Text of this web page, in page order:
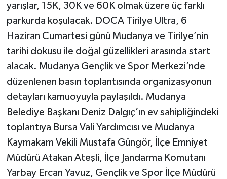
yarışlar, 15K, 30K ve 60K olmak üzere üç farklı
parkurda koşulacak. DOCA Tirilye Ultra, 6
Haziran Cumartesi günü Mudanya ve Tirilye’nin
tarihi dokusu ile doğal güzellikleri arasında start
alacak. Mudanya Gençlik ve Spor Merkezi’nde
düzenlenen basın toplantısında organizasyonun
detayları kamuoyuyla paylaşıldı. Mudanya
Belediye Başkanı Deniz Dalgıç’ın ev sahipliğindeki
toplantıya Bursa Vali Yardımcısı ve Mudanya
Kaymakam Vekili Mustafa Güngör, İlçe Emniyet
Müdürü Atakan Ateşli, İlçe Jandarma Komutanı
Yarbay Ercan Yavuz, Gençlik ve Spor İlçe Müdürü